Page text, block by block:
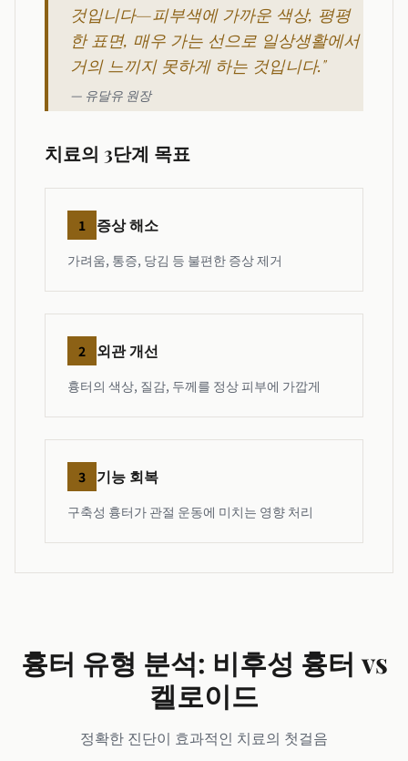
것입니다—피부색에 가까운 색상, 평평
한 표면, 매우 가는 선으로 일상생활에서
거의 느끼지 못하게 하는 것입니다."
— 유달유 원장
치료의 3단계 목표
1 증상 해소
가려움, 통증, 당김 등 불편한 증상 제거
2 외관 개선
흉터의 색상, 질감, 두께를 정상 피부에 가깝게
3 기능 회복
구축성 흉터가 관절 운동에 미치는 영향 처리
흉터 유형 분석: 비후성 흉터 vs
켈로이드
정확한 진단이 효과적인 치료의 첫걸음